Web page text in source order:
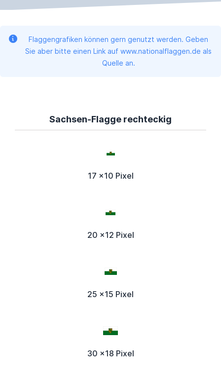
Flaggengrafiken können gern genutzt werden. Geben
Sie aber bitte einen Link auf www.nationalflaggen.de als
Quelle an.
Sachsen-Flagge rechteckig
17 x10 Pixel
20 x12 Pixel
25 x15 Pixel
30 x18 Pixel